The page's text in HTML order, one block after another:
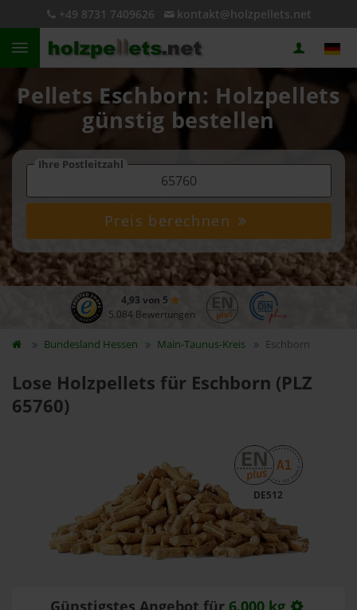
+49 8731 7409626 kontakt@holzpellets.net
Pellets Eschborn: Holzpellets
günstig bestellen
Ihre Postleitzahl
Preis berechnen
4,93 von 5
5.084 Bewertungen
Bundesland Hessen Main-Taunus-Kreis Eschborn
Lose Holzpellets für Eschborn (PLZ
65760)
DE512
Günstigstes Angebot für 6.000 kg